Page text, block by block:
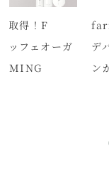
取得！F
フェオーガ
デ
ン